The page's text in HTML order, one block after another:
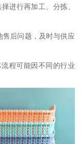
进行再加工、分拣、
售后问题，及时与供应
程可能因不同的行业